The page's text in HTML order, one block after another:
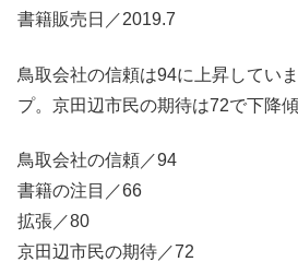
書籍販売日／2019.7
鳥取会社の信頼は94に上昇してい
プ。京田辺市民の期待は72で下降
鳥取会社の信頼／94
書籍の注目／66
拡張／80
京田辺市民の期待／72